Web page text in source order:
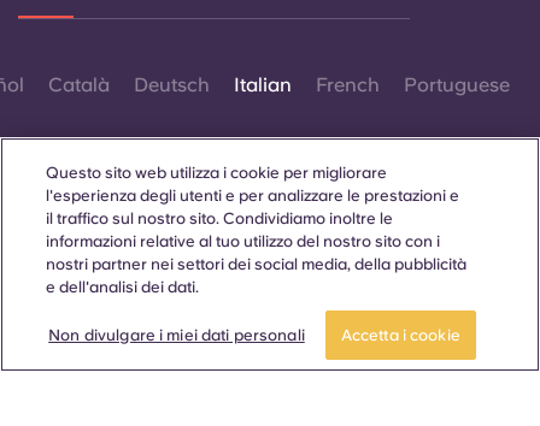
Català Deutsch Italian French Portuguese
Contattaci
Laddove in questo sito web compaiano termini che indicano
Questo sito web utilizza i cookie per migliorare
l'esperienza degli utenti e per analizzare le prestazioni e
il traffico sul nostro sito. Condividiamo inoltre le
informazioni relative al tuo utilizzo del nostro sito con i
nostri partner nei settori dei social media, della pubblicità
e dell'analisi dei dati.
Non divulgare i miei dati personali Accetta i cookie